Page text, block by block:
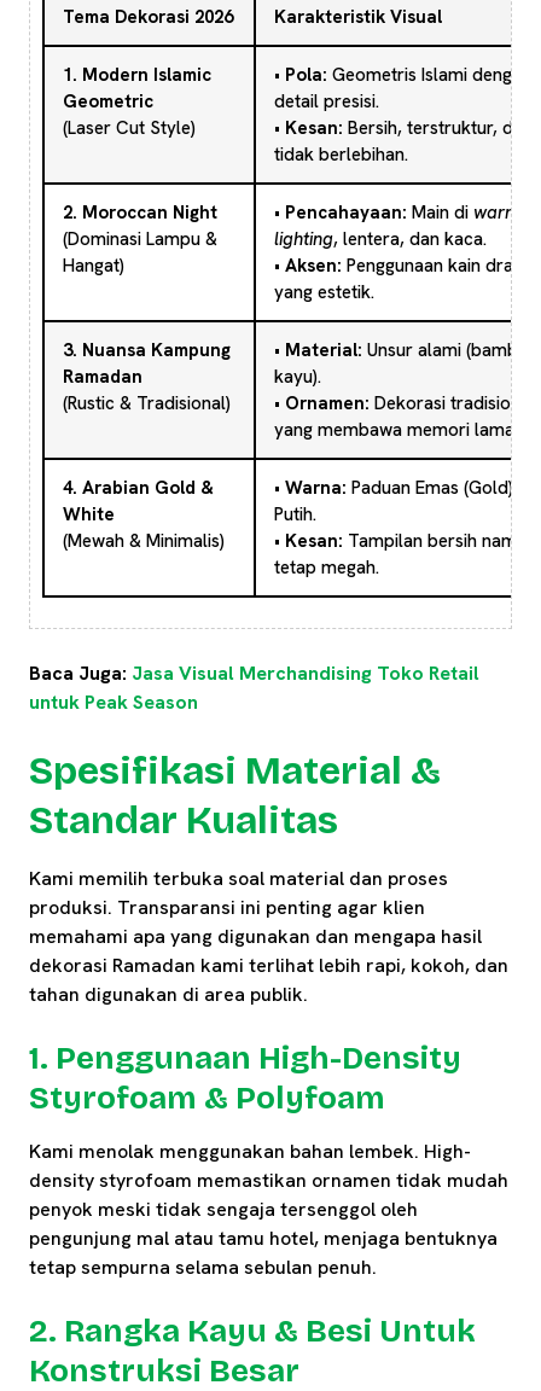
Tema Dekorasi 2026 Karakteristik Visual
1. Modern Islamic
Geometric
(Laser Cut Style)
• Pola: Geometris Islami dengan
detail presisi.
• Kesan: Bersih, terstruktur, dan
tidak berlebihan.
2. Moroccan Night
(Dominasi Lampu &
Hangat)
• Pencahayaan: Main di warm
lighting, lentera, dan kaca.
• Aksen: Penggunaan kain
yang estetik.
3. Nuansa Kampung
Ramadan
(Rustic & Tradisional)
• Material: Unsur alami (bambu,
kayu).
• Ornamen: Dekorasi tradisional
yang membawa memori lama.
4. Arabian Gold &
White
(Mewah & Minimalis)
• Warna: Paduan Emas (Gold) &
Putih.
• Kesan: Tampilan bersih namun
tetap megah.
Baca Juga: Jasa Visual Merchandising Toko Retail
untuk Peak Season
Spesifikasi Material &
Standar Kualitas
Kami memilih terbuka soal material dan proses
produksi. Transparansi ini penting agar klien
memahami apa yang digunakan dan mengapa hasil
dekorasi Ramadan kami terlihat lebih rapi, kokoh, dan
tahan digunakan di area publik.
1. Penggunaan High-Density
Styrofoam & Polyfoam
Kami menolak menggunakan bahan lembek. High-
density styrofoam memastikan ornamen tidak mudah
penyok meski tidak sengaja tersenggol oleh
pengunjung mal atau tamu hotel, menjaga bentuknya
tetap sempurna selama sebulan penuh.
2. Rangka Kayu & Besi Untuk
Konstruksi Besar